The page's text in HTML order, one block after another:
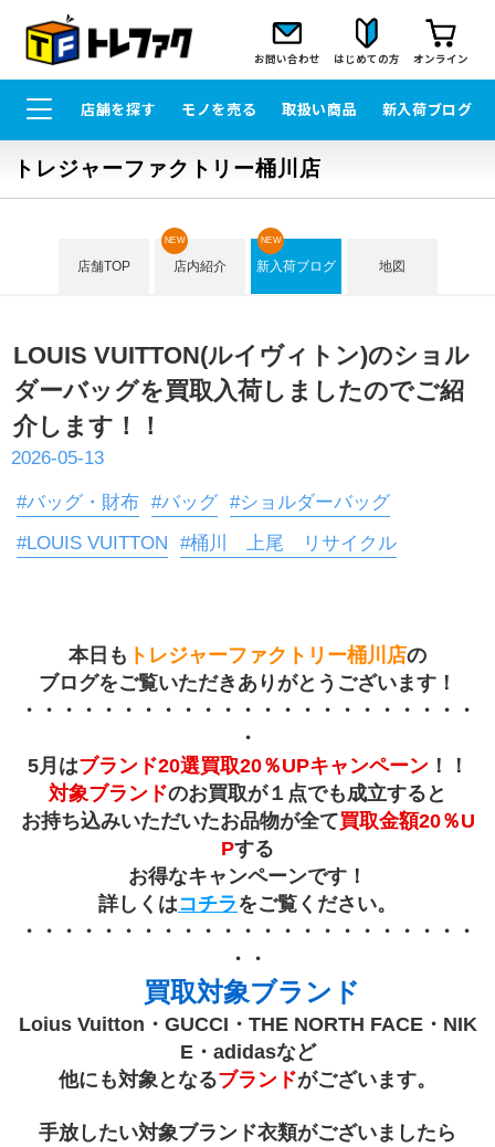
お問い合わせ はじめての方 オンライン
店舗を探す モノを売る 取扱い商品 新入荷ブログ
トレジャーファクトリー桶川店
店舗TOP 店内紹介
NEW
新入荷ブログ
NEW
地図
LOUIS VUITTON(ルイヴィトン)のショル
ダーバッグを買取入荷しましたのでご紹
介します！！
2026-05-13
#バッグ・財布 #バッグ #ショルダーバッグ
#LOUIS VUITTON
#桶川 上尾 リサイクル
本日も トレジャーファクトリー桶川店の
ブログをご覧いただきありがとうございます！
・・・・・・・・・・・・・・・・・・・・・・・
・
5月はブランド20選買取20％UPキャンペーン！！
対象ブランドのお買取が１点でも成立すると
お持ち込みいただいたお品物が全て買取金額20％U
Pする
お得なキャンペーンです！
詳しくはコチラ をご覧ください。
・・・・・・・・・・・・・・・・・・・・・・・
・・
買取対象ブランド
Loius Vuitton・GUCCI・THE NORTH FACE・NIK
E・adidasなど
他にも対象となるブランドがございます。
手放したい対象ブランド衣類がございましたら